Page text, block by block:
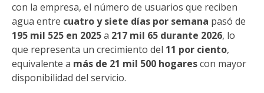
con la empresa, el número de usuarios que reciben
agua entre cuatro y siete días por semana pasó de
195 mil 525 en 2025a 217 mil 65 durante 2026, lo
que representa un crecimiento del 11 por ciento,
equivalente a más de 21 mil 500 hogarescon mayor
disponibilidad del servicio.